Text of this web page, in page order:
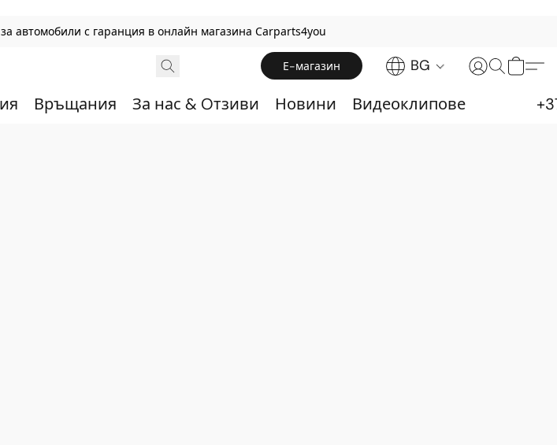
автомобили с гаранция в онлайн магазина Carparts4you
Е-магазин BG
Връщания За нас & Oтзиви Новини Видеоклипове